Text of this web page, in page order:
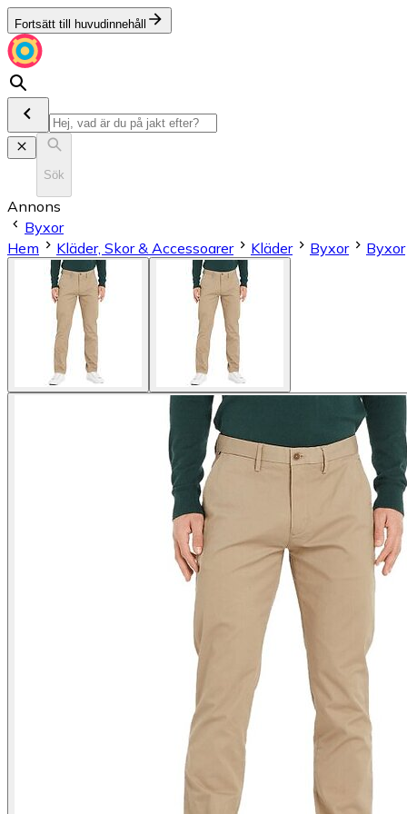
Fortsätt till huvudinnehåll
Sök
Annons
Byxor
Hem
Kläder, Skor & Accessoarer Kläder Byxor Byxor